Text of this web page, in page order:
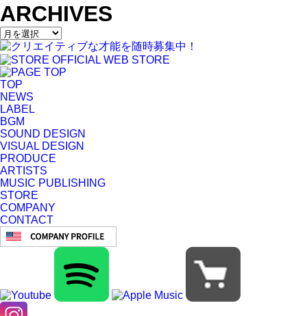
ARCHIVES
TOP
NEWS
LABEL
BGM
SOUND DESIGN
VISUAL DESIGN
PRODUCE
ARTISTS
MUSIC PUBLISHING
STORE
COMPANY
CONTACT